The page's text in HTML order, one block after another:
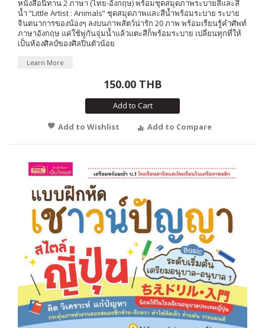
หนังสือนิทาน 2 ภาษา (ไทย-อังกฤษ) พร้อมชุดสมุดภาพระบายสีและสี
น้ำ “Little Artist : Animals” ชุดสมุดภาพและสีน้ำพร้อมระบาย ระบาย
จินตนาการของน้องๆ ลงบนภาพสัตว์น่ารัก 20 ภาพ พร้อมเรียนรู้คำศัพท์
ภาษาอังกฤษ แค่ใช้พู่กันจุ่มน้ำแล้วแตะสีก็พร้อมระบาย เปลี่ยนทุกที่ให้
เป็นห้องศิลป์ของศิลปินตัวน้อย
Learn More
150.00 THB
Add to Cart
Add to Wishlist
Add to Compare